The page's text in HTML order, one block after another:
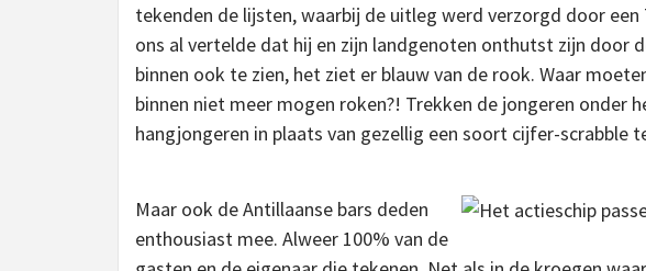
tekenden de lijsten, waarbij de uitleg werd verzorgd door
ons al vertelde dat hij en zijn landgenoten onthutst zijn door
binnen ook te zien, het ziet er blauw van de rook. Waar
binnen niet meer mogen roken?! Trekken de jongeren onder
hangjongeren in plaats van gezellig een soort cijfer-scrabble
Maar ook de Antillaanse bars deden
enthousiast mee. Alweer 100% van de